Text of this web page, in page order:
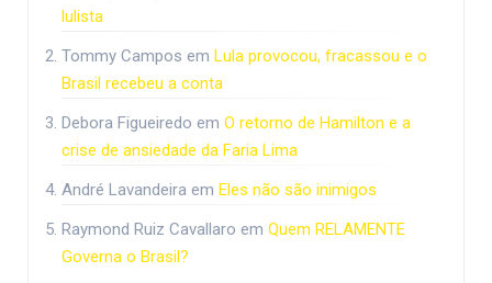
lulista
Tommy Campos em Lula provocou, fracassou e o
Brasil recebeu a conta
Debora Figueiredo em O retorno de Hamilton e a
crise de ansiedade da Faria Lima
André Lavandeira em Eles não são inimigos
Raymond Ruiz Cavallaro em Quem RELAMENTE
Governa o Brasil?